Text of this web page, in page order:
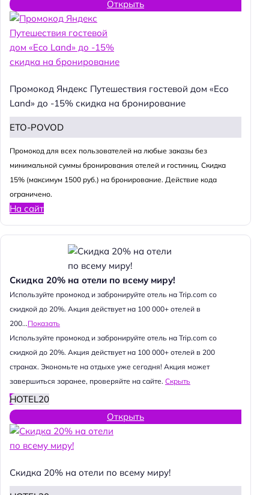
Открыть
Промокод Яндекс Путешествия гостевой дом «Eco
Land» до -15% скидка на бронирование
ETO-POVOD
Промокод для всех пользователей на любые заказы без
минимальной суммы бронирования отелей и гостиниц. Скидка
15% (максимум 1500 руб.) на бронирование. Действие кода
ограничено.
На сайт
Скидка 20% на отели по всему миру!
Используйте промокод и забронируйте отель на Trip.com со
скидкой до 20%. Акция действует на 100 000+ отелей в
200...Показать
Используйте промокод и забронируйте отель на Trip.com со
скидкой до 20%. Акция действует на 100 000+ отелей в 200
странах. Экономьте на отдыхе уже сегодня! Акция может
завершиться заранее, проверяйте на сайте. Скрыть
HOTEL20
Открыть
Скидка 20% на отели по всему миру!